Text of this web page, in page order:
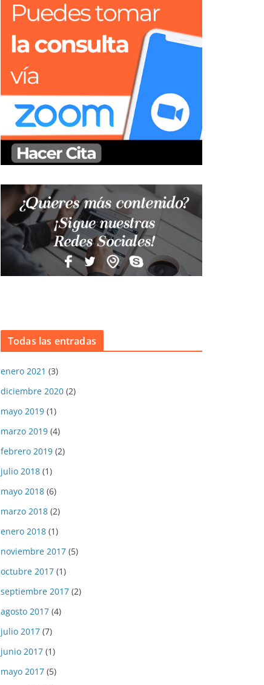
Todas las entradas
enero 2021 (3)
diciembre 2020 (2)
mayo 2019 (1)
marzo 2019 (4)
febrero 2019 (2)
julio 2018 (1)
mayo 2018 (6)
marzo 2018 (2)
enero 2018 (1)
noviembre 2017 (5)
octubre 2017 (1)
septiembre 2017 (2)
agosto 2017 (4)
julio 2017 (7)
junio 2017 (1)
mayo 2017 (5)